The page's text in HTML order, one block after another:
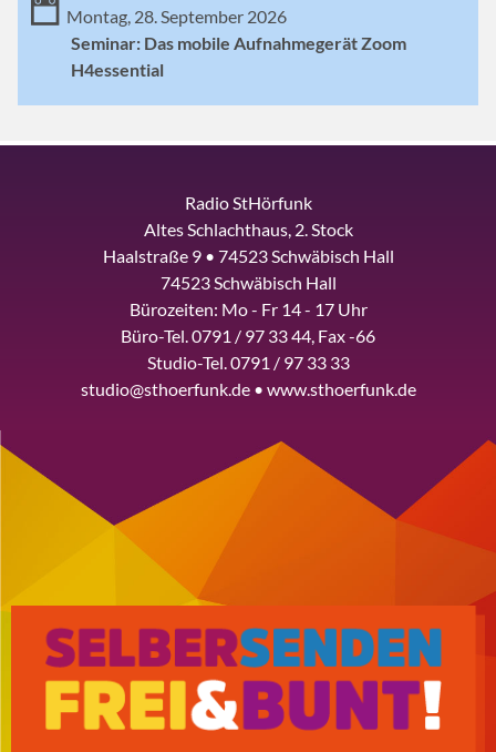
Montag, 28. September 2026
Seminar: Das mobile Aufnahmegerät Zoom
H4essential
Radio StHörfunk
Altes Schlachthaus, 2. Stock
Haalstraße 9 • 74523 Schwäbisch Hall
74523 Schwäbisch Hall
Bürozeiten: Mo - Fr 14 - 17 Uhr
Büro-Tel. 0791 / 97 33 44, Fax -66
Studio-Tel. 0791 / 97 33 33
studio@sthoerfunk.de • www.sthoerfunk.de